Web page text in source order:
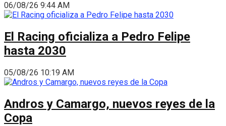
06/08/26 9:44 AM
El Racing oficializa a Pedro Felipe
hasta 2030
05/08/26 10:19 AM
Andros y Camargo, nuevos reyes de la
Copa